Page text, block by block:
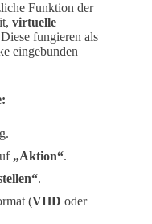
Funktion der
virtuelle
fungieren als
eingebunden
„Aktion“.
.
(VHD oder